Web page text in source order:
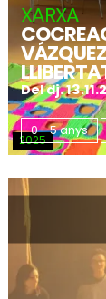
2025
XARXA
Del dj.
0 - 5 anys